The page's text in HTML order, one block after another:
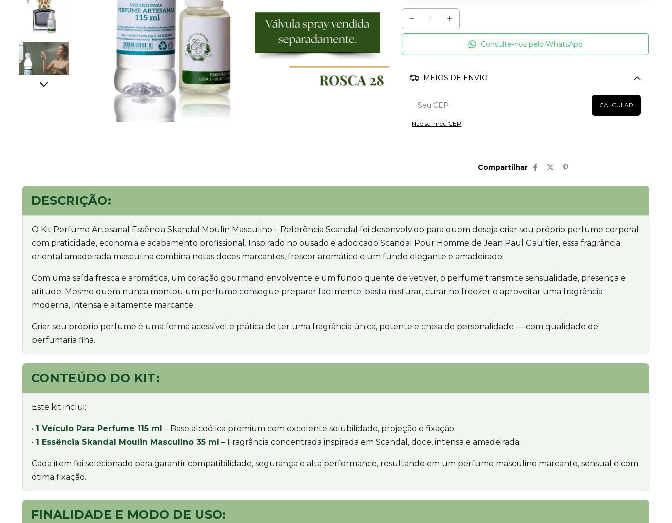
Consulte-nos pelo WhatsApp
MEIOS DE ENVIO
Alterar CEP
CALCULAR
Não sei meu CEP
Compartilhar
DESCRIÇÃO:
O Kit Perfume Artesanal Essência Skandal Moulin Masculino – Referência Scandal foi desenvolvido para quem deseja criar seu próprio perfume corporal
com praticidade, economia e acabamento profissional. Inspirado no ousado e adocicado Scandal Pour Homme de Jean Paul Gaultier, essa fragrância
oriental amadeirada masculina combina notas doces marcantes, frescor aromático e um fundo elegante e amadeirado.
Com uma saída fresca e aromática, um coração gourmand envolvente e um fundo quente de vetiver, o perfume transmite sensualidade, presença e
atitude. Mesmo quem nunca montou um perfume consegue preparar facilmente: basta misturar, curar no freezer e aproveitar uma fragrância
moderna, intensa e altamente marcante.
Criar seu próprio perfume é uma forma acessível e prática de ter uma fragrância única, potente e cheia de personalidade — com qualidade de
perfumaria fina.
CONTEÚDO DO KIT:
Este kit inclui:
• 1 Veículo Para Perfume 115 ml – Base alcoólica premium com excelente solubilidade, projeção e fixação.
• 1 Essência Skandal Moulin Masculino 35 ml – Fragrância concentrada inspirada em Scandal, doce, intensa e amadeirada.
Cada item foi selecionado para garantir compatibilidade, segurança e alta performance, resultando em um perfume masculino marcante, sensual e com
ótima fixação.
FINALIDADE E MODO DE USO: